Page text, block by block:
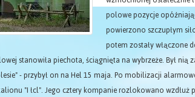
polowe pozycje
powierzono szczupłym
potem zostały włączone
stanowiła piechota, ściągnięta na wybrzeże. Był nią
- przybył on na Hel 15 maja. Po mobilizacji
"I łcl". Jego cztery kompanie rozlokowano wzdłuż